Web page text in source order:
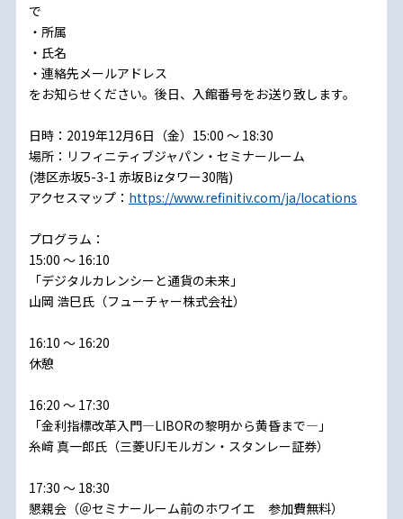
で
・所属
・氏名
・連絡先メールアドレス
をお知らせください。後日、入館番号をお送り致します。
日時：2019年12月6日（金）15:00 ～ 18:30
場所：リフィニティブジャパン・セミナールーム
(港区赤坂5-3-1 赤坂Bizタワー30階)
アクセスマップ： https://www.refinitiv.com/ja/locations
プログラム：
15:00 ～ 16:10
「デジタルカレンシーと通貨の未来」
山岡 浩巳氏（フューチャー株式会社）
16:10 ～ 16:20
休憩
16:20 ～ 17:30
「金利指標改革入門―LIBORの黎明から黄昏まで―」
糸﨑 真一郎氏（三菱UFJモルガン・スタンレー証券）
17:30 ～ 18:30
懇親会（＠セミナールーム前のホワイエ 参加費無料）